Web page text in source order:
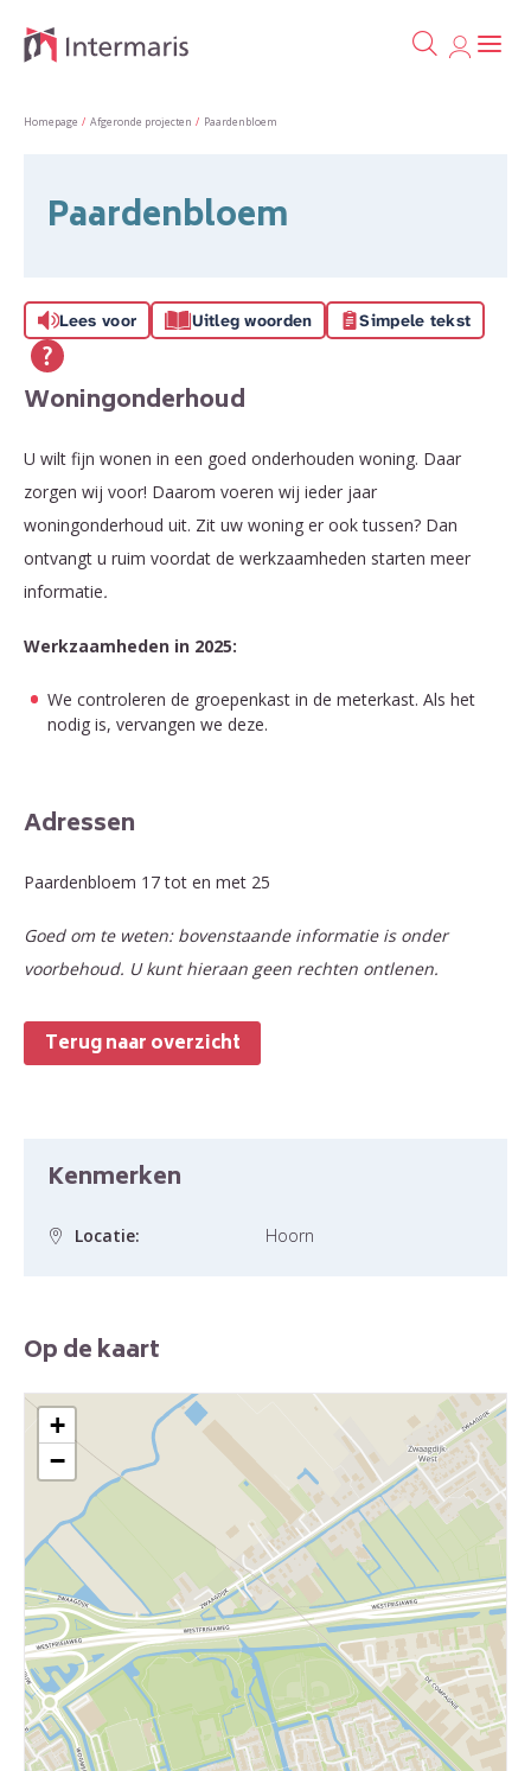
Naar de homepage Ga
Homepage Afgeronde projecten Paardenbloem
Paardenbloem
Lees voor Uitleg woorden Simpele tekst
Woningonderhoud
U wilt fijn wonen in een goed onderhouden woning. Daar
zorgen wij voor! Daarom voeren wij ieder jaar
woningonderhoud uit. Zit uw woning er ook tussen? Dan
ontvangt u ruim voordat de werkzaamheden starten meer
informatie.
Werkzaamheden in 2025:
We controleren de groepenkast in de meterkast. Als het
nodig is, vervangen we deze.
Adressen
Paardenbloem 17 tot en met 25
Goed om te weten: bovenstaande informatie is onder
voorbehoud. U kunt hieraan geen rechten ontlenen.
Terug naar overzicht
Kenmerken
Locatie: Hoorn
Op de kaart
+
−